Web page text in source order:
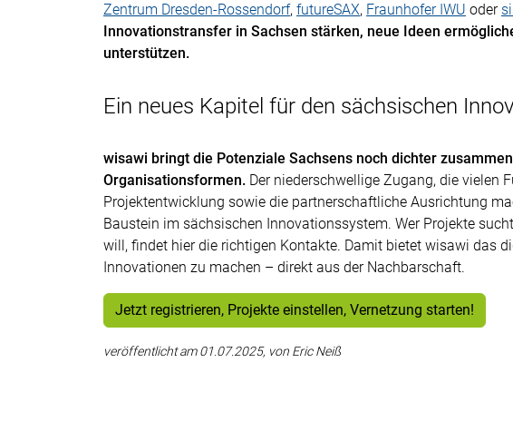
Zentrum Dresden-Rossendorf, futureSAX, Fraunhofer IWU oder
Innovationstransfer in Sachsen stärken, neue Ideen
unterstützen.
Ein neues Kapitel für den sächsischen
wisawi bringt die Potenziale Sachsens noch dichter
Organisationsformen. Der niederschwellige Zugang, die vielen
Projektentwicklung sowie die partnerschaftliche Ausrichtung
Baustein im sächsischen Innovationssystem. Wer Projekte
will, findet hier die richtigen Kontakte. Damit bietet wisawi das
Innovationen zu machen – direkt aus der Nachbarschaft.
Jetzt registrieren, Projekte einstellen, Vernetzung starten!
veröffentlicht am 01.07.2025, von Eric Neiß